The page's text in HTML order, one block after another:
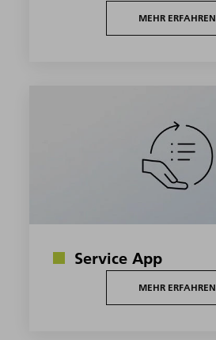
MEHR ERFAHREN
Service App
MEHR ERFAHREN